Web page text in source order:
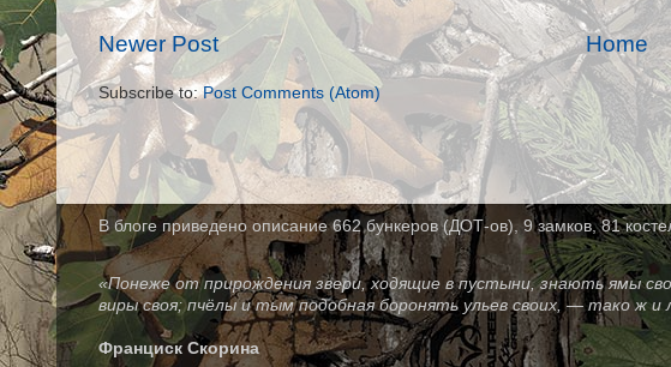
Newer Post Home
Subscribe to:Post Comments (Atom)
В блоге приведено описание 662 бункеров (ДОТ-ов), 9 замков, 81
«Понеже от прирождения звери, ходящие в пустыни, знають ямы
виры своя; пчёлы и тым подобная боронять ульев своих, — тако ж
Франциск Скорина